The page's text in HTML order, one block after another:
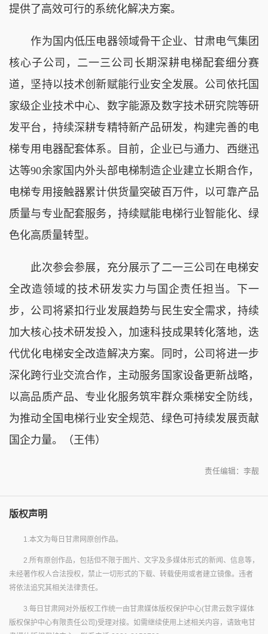
提供了高效可行的系统化解决方案。
作为国内低压电器领域骨干企业、甘肃电气集团
核心子公司，二一三公司长期深耕电梯配套细分赛
道，坚持以技术创新赋能行业安全发展。公司依托国
家级企业技术中心、数字能源及数字技术研究院等研
发平台，持续深耕专精特新产品研发，构建完善的电
梯专用电器配套体系。目前，企业已与通力、西继迅
达等90余家国内外头部电梯制造企业建立长期合作，
电梯专用接触器累计供货量突破百万件，以可靠产品
质量与专业配套服务，持续赋能电梯行业智能化、绿
色化高质量转型。
此次参会参展，充分展示了二一三公司在电梯安
全改造领域的技术研发实力与国企责任担当。下一
步，公司将紧扣行业发展趋势与民生安全需求，持续
加大核心技术研发投入，加速科技成果转化落地，迭
代优化电梯安全改造解决方案。同时，公司将进一步
深化跨行业交流合作，主动服务国家设备更新战略，
以高品质产品、专业化服务筑牢群众乘梯安全防线，
为推动全国电梯行业安全规范、绿色可持续发展贡献
国企力量。（王伟）
责任编辑：李靓
版权声明
1.本文为每日甘肃网原创作品。
2.所有原创作品，包括但不限于图片、文字及多媒体形式的新闻、信息等，
未经著作权人合法授权，禁止一切形式的下载、转载使用或者建立镜像。违者
将依法追究其相关法律责任。
3.每日甘肃网对外版权工作统一由甘肃媒体版权保护中心(甘肃云数字媒体
版权保护中心有限责任公司)受理对接。如需继续使用上述相关内容，请致电甘